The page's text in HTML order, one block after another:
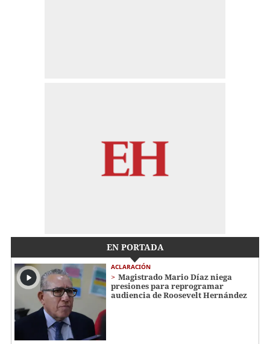
EN PORTADA
ACLARACIÓN
Magistrado Mario Díaz niega
presiones para reprogramar
audiencia de Roosevelt Hernández